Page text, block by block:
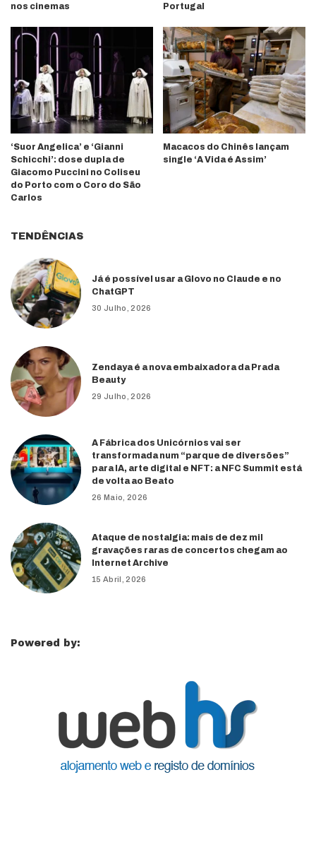
nos cinemas
Portugal
‘Suor Angelica’ e ‘Gianni
Schicchi’: dose dupla de
Giacomo Puccini no Coliseu
do Porto com o Coro do São
Carlos
Macacos do Chinês lançam
single ‘A Vida é Assim’
TENDÊNCIAS
Já é possível usar a Glovo no Claude e no
ChatGPT
30 Julho, 2026
Zendaya é a nova embaixadora da Prada
Beauty
29 Julho, 2026
A Fábrica dos Unicórnios vai ser
transformada num “parque de diversões”
para IA, arte digital e NFT: a NFC Summit está
de volta ao Beato
26 Maio, 2026
Ataque de nostalgia: mais de dez mil
gravações raras de concertos chegam ao
Internet Archive
15 Abril, 2026
Powered by: